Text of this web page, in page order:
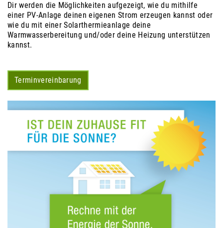
Dir werden die Möglichkeiten aufgezeigt, wie du mithilfe
einer PV-Anlage deinen eigenen Strom erzeugen kannst oder
wie du mit einer Solarthermieanlage deine
Warmwasserbereitung und/oder deine Heizung unterstützen
kannst.
Terminvereinbarung